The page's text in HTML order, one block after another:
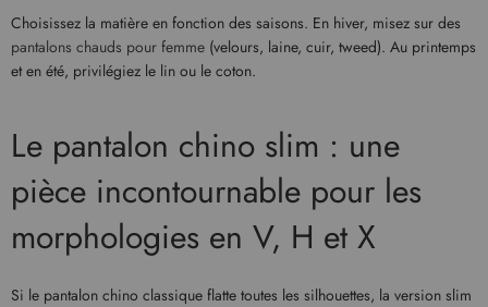
Choisissez la matière en fonction des saisons. En hiver, misez sur des
pantalons chauds pour femme (velours, laine, cuir, tweed). Au printemps
et en été, privilégiez le lin ou le coton.
Le pantalon chino slim : une
pièce incontournable pour les
morphologies en V, H et X
Si le pantalon chino classique flatte toutes les silhouettes, la version slim